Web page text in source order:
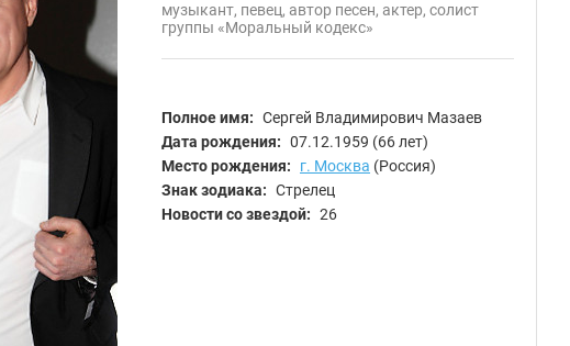
музыкант, певец, автор песен, актер, солист
группы «Моральный кодекс»
Полное имя: Сергей Владимирович Мазаев
Дата рождения: 07.12.1959 (66 лет)
Место рождения:
г. Москва (Россия)
Знак зодиака: Стрелец
Новости со звездой: 26